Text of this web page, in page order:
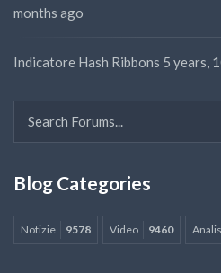
months ago
Indicatore Hash Ribbons 5 years,
Blog Categories
Notizie 9578 Video 9460